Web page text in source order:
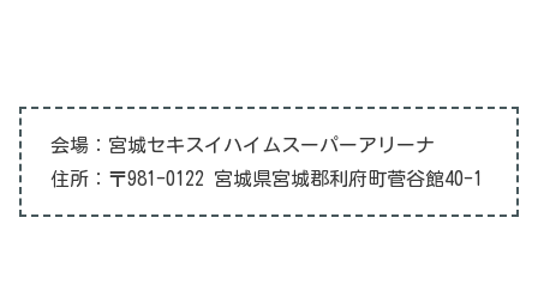
会場：宮城セキスイハイムスーパーアリーナ
住所：〒981-0122 宮城県宮城郡利府町菅谷館40-1